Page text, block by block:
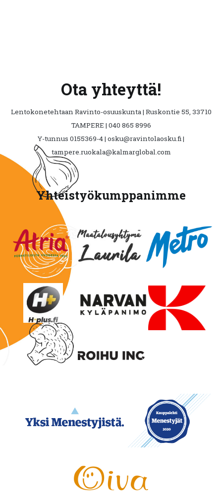
Ota yhteyttä!
Lentokonetehtaan Ravinto-osuuskunta | Ruskontie 55, 33710
TAMPERE | 040 865 8996
Y-tunnus 0155369-4 | osku@ravintolaosku.fi |
tampere.ruokala@kalmarglobal.com
Yhteistyökumppanimme